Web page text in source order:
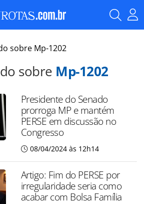
sobre Mp-1202
sobre Mp-1202
Presidente do Senado
prorroga MP e mantém
PERSE em discussão no
Congresso
08/04/2024 às 12h14
Artigo: Fim do PERSE por
irregularidade seria como
acabar com Bolsa Família